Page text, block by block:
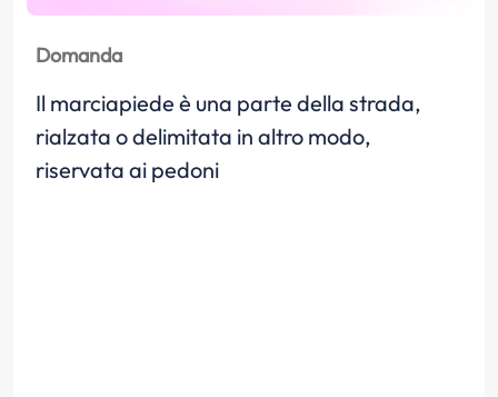
Domanda
Il marciapiede è una parte della strada,
rialzata o delimitata in altro modo,
riservata ai pedoni